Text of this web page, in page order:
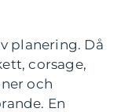
planering. Då
corsage,
och
En